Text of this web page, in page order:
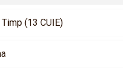
(13 CUIE)